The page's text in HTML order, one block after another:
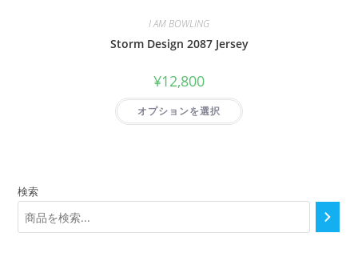
I AM BOWLING
Storm Design 2087 Jersey
¥12,800
オプションを選択
検索